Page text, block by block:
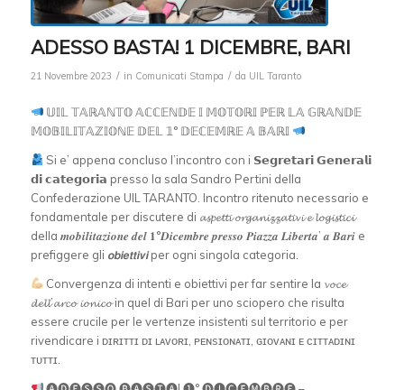
ADESSO BASTA! 1 DICEMBRE, BARI
21 Novembre 2023 / in Comunicati Stampa / da UIL Taranto
𝕌𝕀𝕃 𝕋𝔸ℝ𝔸ℕ𝕋𝕆 𝔸ℂℂ𝔼ℕ𝔻𝔼 𝕀 𝕄𝕆𝕋𝕆ℝ𝕀 ℙ𝔼ℝ 𝕃𝔸 𝔾ℝ𝔸ℕ𝔻𝔼
𝕄𝕆𝔹𝕀𝕃𝕀𝕋𝔸ℤ𝕀𝕆ℕ𝔼 𝔻𝔼𝕃 𝟙° 𝔻𝔼ℂ𝔼𝕄ℝ𝔼 𝔸 𝔹𝔸ℝ𝕀
Si e’ appena concluso l’incontro con i 𝗦𝗲𝗴𝗿𝗲𝘁𝗮𝗿𝗶 𝗚𝗲𝗻𝗲𝗿𝗮𝗹𝗶
𝗱𝗶 𝗰𝗮𝘁𝗲𝗴𝗼𝗿𝗶𝗮 presso la sala Sandro Pertini della
Confederazione UIL TARANTO. Incontro ritenuto necessario e
fondamentale per discutere di 𝓪𝓼𝓹𝓮𝓽𝓽𝓲 𝓸𝓻𝓰𝓪𝓷𝓲𝔃𝔃𝓪𝓽𝓲𝓿𝓲 𝓮 𝓵𝓸𝓰𝓲𝓼𝓽𝓲𝓬𝓲
della 𝒎𝒐𝒃𝒊𝒍𝒊𝒕𝒂𝒛𝒊𝒐𝒏𝒆 𝒅𝒆𝒍 𝟏°𝑫𝒊𝒄𝒆𝒎𝒃𝒓𝒆 𝒑𝒓𝒆𝒔𝒔𝒐 𝑷𝒊𝒂𝒛𝒛𝒂 𝑳𝒊𝒃𝒆𝒓𝒕𝒂’ 𝒂 𝑩𝒂𝒓𝒊 e
prefiggere gli 𝙤𝙗𝙞𝙚𝙩𝙩𝙞𝙫𝙞 per ogni singola categoria.
Convergenza di intenti e obiettivi per far sentire la 𝓿𝓸𝓬𝓮
𝓭𝓮𝓵𝓵’𝓪𝓻𝓬𝓸 𝓲𝓸𝓷𝓲𝓬𝓸 in quel di Bari per uno sciopero che risulta
essere crucile per le vertenze insistenti sul territorio e per
rivendicare i ᴅɪʀɪᴛᴛɪ ᴅɪ ʟᴀᴠᴏʀɪ, ᴘᴇɴsɪᴏɴᴀᴛɪ, ɢɪᴏᴠᴀɴɪ ᴇ ᴄɪᴛᴛᴀᴅɪɴɪ
ᴛᴜᴛᴛɪ.